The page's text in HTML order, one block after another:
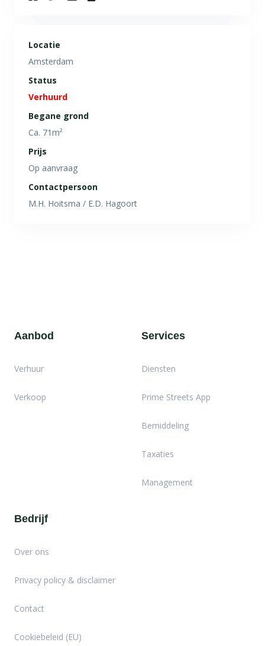
Locatie
Amsterdam
Status
Verhuurd
Begane grond
Ca. 71m²
Prijs
Op aanvraag
Contactpersoon
M.H. Hoitsma / E.D. Hagoort
Aanbod
Verhuur
Verkoop
Services
Diensten
Prime Streets App
Bemiddeling
Taxaties
Management
Bedrijf
Over ons
Privacy policy & disclaimer
Contact
Cookiebeleid (EU)